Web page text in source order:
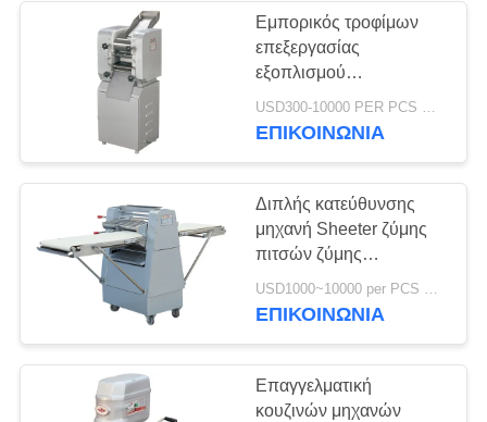
Βιομηχανικός
εξοπλισμός ψύξης
Εμπορικός φούρνος
ψησίματος
87
Εμπορικός τροφίμων
επεξεργασίας
εξοπλισμού
κατασκευαστής νουντλς
ανοξείδωτου ηλεκτρικός
ΕΠΙΚΟΙΝΩΝΊΑ
Διπλής κατεύθυνσης
μηχανή Sheeter ζύμης
πιτσών ζύμης
καταστημάτων κέικ
μηχανημάτων
USD1000~10000 per PCS MOQ:1pcs
ΕΠΙΚΟΙΝΩΝΊΑ
Επαγγελματική
κουζινών μηχανών